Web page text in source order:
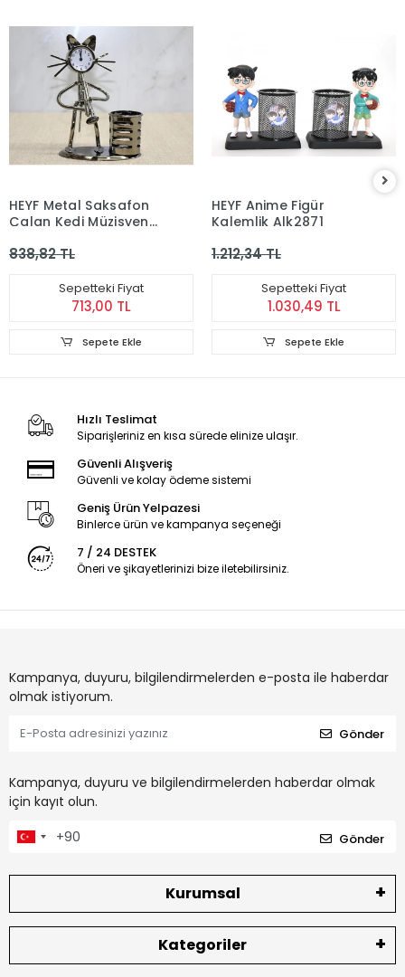
HEYF Metal Saksafon
Çalan Kedi Müzisyen
Alk4346
838,82 TL
Sepetteki Fiyat
713,00 TL
Sepete Ekle
HEYF Anime Figür
Kalemlik Alk2871
1.212,34 TL
Sepetteki Fiyat
1.030,49 TL
Sepete Ekle
Hızlı Teslimat
Siparişleriniz en kısa sürede elinize ulaşır.
Güvenli Alışveriş
Güvenli ve kolay ödeme sistemi
Geniş Ürün Yelpazesi
Binlerce ürün ve kampanya seçeneği
7 / 24 DESTEK
Öneri ve şikayetlerinizi bize iletebilirsiniz.
Kampanya, duyuru, bilgilendirmelerden e-posta ile haberdar
olmak istiyorum.
Gönder
Kampanya, duyuru ve bilgilendirmelerden haberdar olmak
için kayıt olun.
Gönder
Kurumsal
Kategoriler